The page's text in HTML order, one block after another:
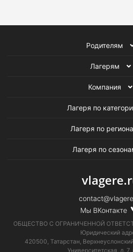
Родителям
Лагерям
Компания
Лагеря по
Лагеря по
Лагеря по
Мы ВКонтакте
ОБЩЕСТВО С ОГРАНИЧЕННОЙ
Юридический
420500, Татарстан,
Университетская, д.